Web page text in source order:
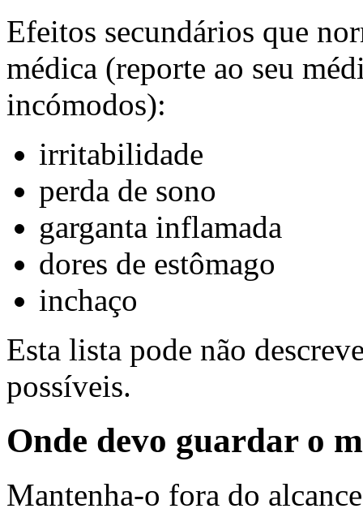
Efeitos secundários que
médica (reporte ao seu
incómodos):
irritabilidade
perda de sono
garganta inflamada
dores de estômago
inchaço
Esta lista pode não
possíveis.
Onde devo guardar o
Mantenha-o fora do